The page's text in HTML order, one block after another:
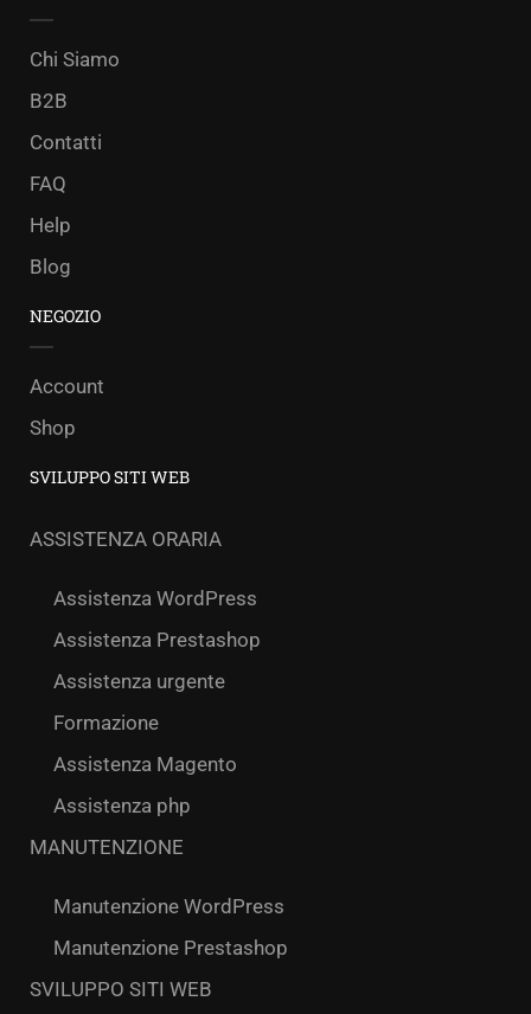
Chi Siamo
B2B
Contatti
FAQ
Help
Blog
NEGOZIO
Account
Shop
SVILUPPO SITI WEB
ASSISTENZA ORARIA
Assistenza WordPress
Assistenza Prestashop
Assistenza urgente
Formazione
Assistenza Magento
Assistenza php
MANUTENZIONE
Manutenzione WordPress
Manutenzione Prestashop
SVILUPPO SITI WEB